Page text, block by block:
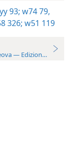
yy 93; w74 79,
326; w51 119
— Edizione 2019